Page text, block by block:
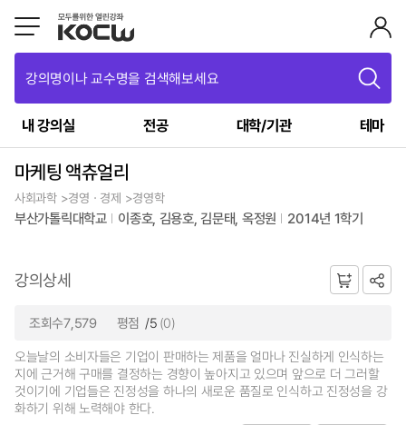
강의명이나 교수명을 검색해보세요
내 강의실 전공 대학/기관 테마
마케팅 액츄얼리
사회과학 >경영ㆍ경제 >경영학
부산가톨릭대학교 이종호, 김용호, 김문태, 옥정원 2014년 1학기
강의상세
조회수7,579 평점 /5 (0)
오늘날의 소비자들은 기업이 판매하는 제품을 얼마나 진실하게 인식하는
지에 근거해 구매를 결정하는 경향이 높아지고 있으며 앞으로 더 그러할
것이기에 기업들은 진정성을 하나의 새로운 품질로 인식하고 진정성을 강
화하기 위해 노력해야 한다.